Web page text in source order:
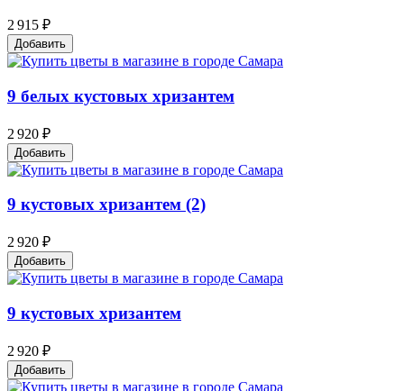
2 915 ₽
Добавить
9 белых кустовых хризантем
2 920 ₽
Добавить
9 кустовых хризантем (2)
2 920 ₽
Добавить
9 кустовых хризантем
2 920 ₽
Добавить